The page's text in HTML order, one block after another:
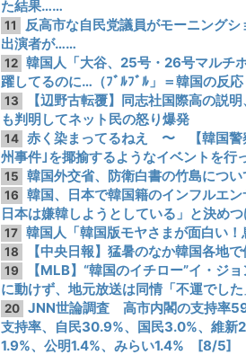
た結果……
11
反高市な自民党議員がモーニング
出演者が……
12 韓国人「大谷、25号・26号マルチ
躍してるのに…（ﾌﾞﾙﾌﾞﾙ」＝韓国の反応
13
【辺野古転覆】同志社国際高の説
も判明してネット民の怒り爆発
14 赤く染まってるねえ 〜 【韓国警
州事件｣を揶揄するようなイベントを行
15 韓国外交省、防衛白書の竹島につ
16
韓国、日本で韓国籍のインフルエ
日本は嫌韓しようとしている」と決め
17 韓国人「韓国版モヤさまが面白い！
18 【中央日報】猛暑のなか韓国各地
19
【MLB】“韓国のイチロー”イ・
に動けず、地元放送は同情「不運で
20 JNN世論調査 高市内閣の支持率
支持率、自民30.9%、国民3.0%、維新
1.9%、公明1.4%、みらい1.4% [8/5]